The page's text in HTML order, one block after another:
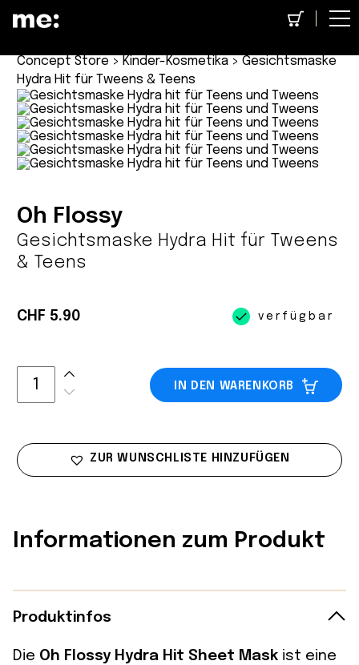
Concept Store > Kinder-Kosmetika > Gesichtsmaske
Hydra Hit für Tweens & Teens
Oh Flossy
Gesichtsmaske Hydra Hit für Tweens
& Teens
CHF 5.90 verfügbar
IN DEN WARENKORB
ZUR WUNSCHLISTE HINZUFÜGEN
Informationen zum Produkt
Produktinfos
Die Oh Flossy Hydra Hit Sheet Mask ist eine